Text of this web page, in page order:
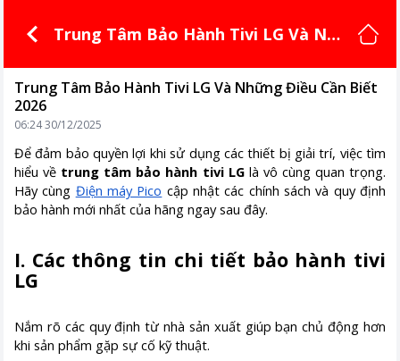
Trung Tâm Bảo Hành Tivi LG Và Nh
Trung Tâm Bảo Hành Tivi LG Và Những Điều Cần Biết
2026
06:24 30/12/2025
Để đảm bảo quyền lợi khi sử dụng các thiết bị giải trí, việc tìm
hiểu về trung tâm bảo hành tivi LGlà vô cùng quan trọng.
Hãy cùng Điện máy Pico cập nhật các chính sách và quy định
bảo hành mới nhất của hãng ngay sau đây.
I. Các thông tin chi tiết bảo hành tivi
LG
Nắm rõ các quy định từ nhà sản xuất giúp bạn chủ động hơn
khi sản phẩm gặp sự cố kỹ thuật.